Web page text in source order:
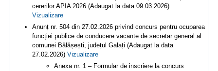
cererilor APIA 2026 (Adaugat la data 09.03.2026)
Vizualizare
Anunț nr. 504 din 27.02.2026 privind concurs pentru ocuparea
funcției publice de conducere vacante de secretar general al
comunei Bălășești, județul Galați (Adaugat la data
27.02.2026) Vizualizare
Anexa nr. 1 – Formular de inscriere la concurs